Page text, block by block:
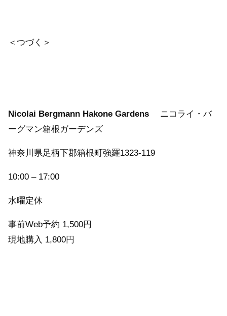
＜つづく＞
Nicolai Bergmann Hakone Gardens ニコライ・バ
ーグマン箱根ガーデンズ
神奈川県足柄下郡箱根町強羅1323-119
10:00 – 17:00
水曜定休
事前Web予約 1,500円
現地購入 1,800円